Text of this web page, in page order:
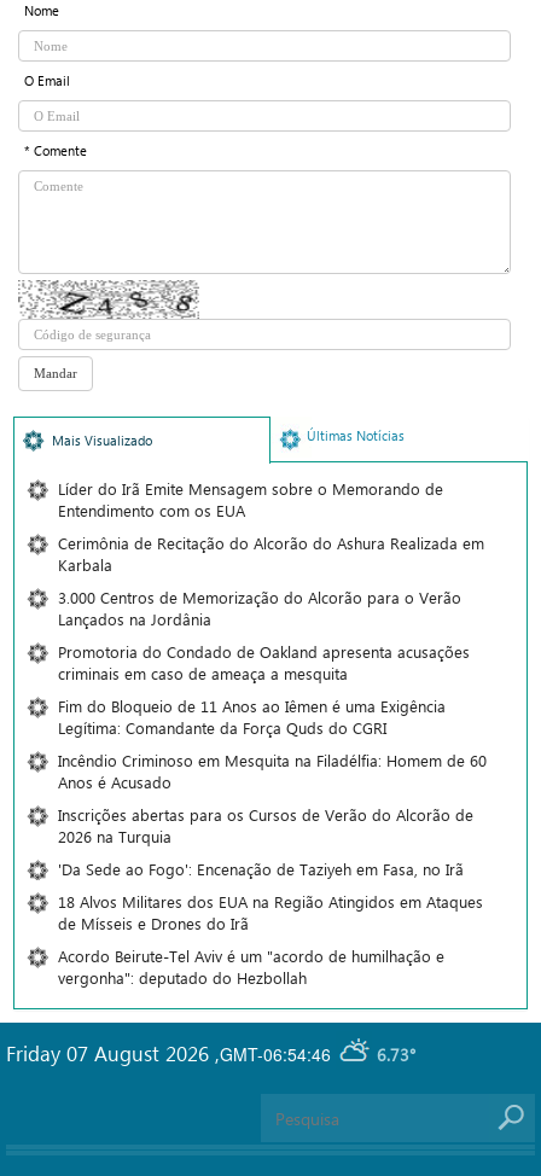
Nome
O Email
* Comente
Mais Visualizado Últimas Notícias
Líder do Irã Emite Mensagem sobre o Memorando de
Entendimento com os EUA
Cerimônia de Recitação do Alcorão do Ashura Realizada em
Karbala
3.000 Centros de Memorização do Alcorão para o Verão
Lançados na Jordânia
Promotoria do Condado de Oakland apresenta acusações
criminais em caso de ameaça a mesquita
Fim do Bloqueio de 11 Anos ao Iêmen é uma Exigência
Legítima: Comandante da Força Quds do CGRI
Incêndio Criminoso em Mesquita na Filadélfia: Homem de 60
Anos é Acusado
Inscrições abertas para os Cursos de Verão do Alcorão de
2026 na Turquia
'Da Sede ao Fogo': Encenação de Taziyeh em Fasa, no Irã
18 Alvos Militares dos EUA na Região Atingidos em Ataques
de Mísseis e Drones do Irã
Acordo Beirute-Tel Aviv é um "acordo de humilhação e
vergonha": deputado do Hezbollah
GMT-06:54:46 6.73°
Friday 07 August 2026 ,